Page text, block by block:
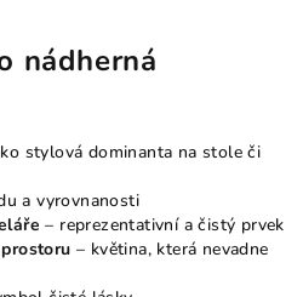
nádherná
stylová dominanta na stole či
a vyrovnanosti
– reprezentativní a čistý prvek
– květina, která nevadne